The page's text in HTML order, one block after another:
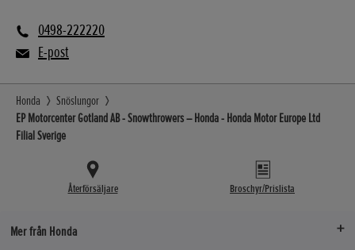
0498-222220
E-post
Honda
Snöslungor
EP Motorcenter Gotland AB - Snowthrowers – Honda - Honda Motor Europe Ltd
Filial Sverige
Återförsäljare Broschyr/Prislista
Mer från Honda